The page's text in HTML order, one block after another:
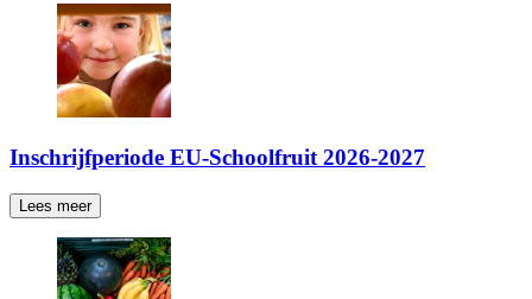
Inschrijfperiode EU-Schoolfruit 2026-2027
Lees meer